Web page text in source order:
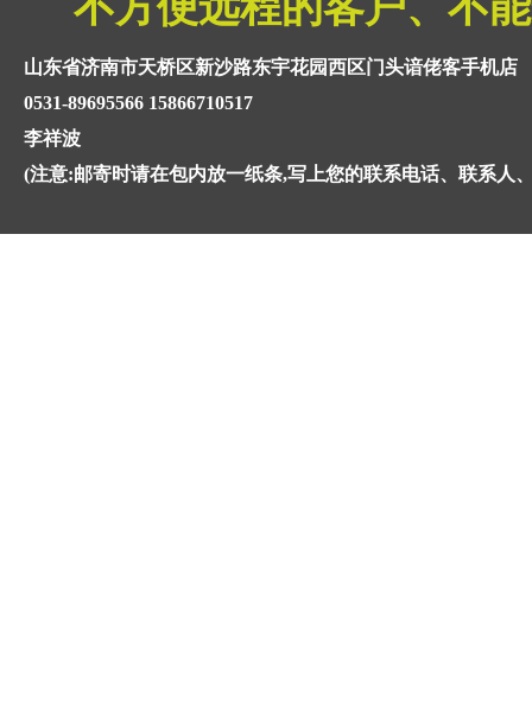
山东省济南市天桥区新沙路东宇花园西区门头谙佬客手机店
0531-89695566 15866710517
李祥波
(注意:邮寄时请在包内放一纸条,写上您的联系电话、联系人